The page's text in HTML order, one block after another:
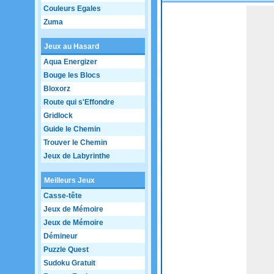
Couleurs Egales
Zuma
Jeux au Hasard
Aqua Energizer
Bouge les Blocs
Bloxorz
Route qui s'Effondre
Gridlock
Guide le Chemin
Trouver le Chemin
Jeux de Labyrinthe
Meilleurs Jeux
Casse-tête
Jeux de Mémoire
Jeux de Mémoire
Démineur
Puzzle Quest
Sudoku Gratuit